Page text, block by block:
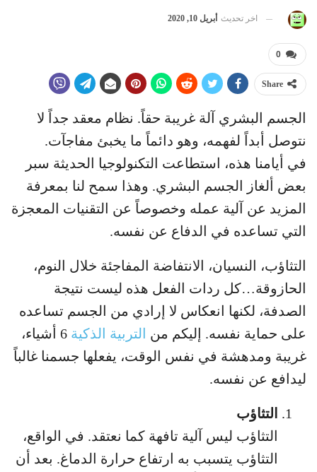
اخر تحديث أبريل 10, 2020
0
Share
الجسم البشري آلة غريبة حقاً. نظام معقد جداً لا
نتوصل أبداً لفهمه، وهو دائماً ما يخبئ مفاجآت.
في أيامنا هذه، استطاعت التكنولوجيا الحديثة سبر
بعض ألغاز الجسم البشري. وهذا سمح لنا بمعرفة
المزيد عن آلية عمله وخصوصاً عن التقنيات المعجزة
التي تساعده في الدفاع عن نفسه.
التثاؤب، النسيان، الانتفاضة المفاجئة خلال النوم،
الحازوقة…كل ردات الفعل هذه ليست نتيجة
الصدفة، لكنها انعكاس لا إرادي من الجسم تساعده
على حماية نفسه. إليكم من التربية الذكية
6 أشياء،
غريبة ومدهشة في نفس الوقت، يفعلها جسمنا غالباً
ليدافع عن نفسه.
التثاؤب
التثاؤب ليس آلية تافهة كما نعتقد. في الواقع،
التثاؤب يتسبب به ارتفاع حرارة الدماغ. بعد أن